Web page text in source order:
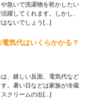
急いで洗濯物を乾かしたい
躍してくれます。しかし、
ないでしょう[…]
気代はいくらかかる？
、嬉しい反面、電気代など
。暑い日などは家族が冷蔵
クリームの出[…]